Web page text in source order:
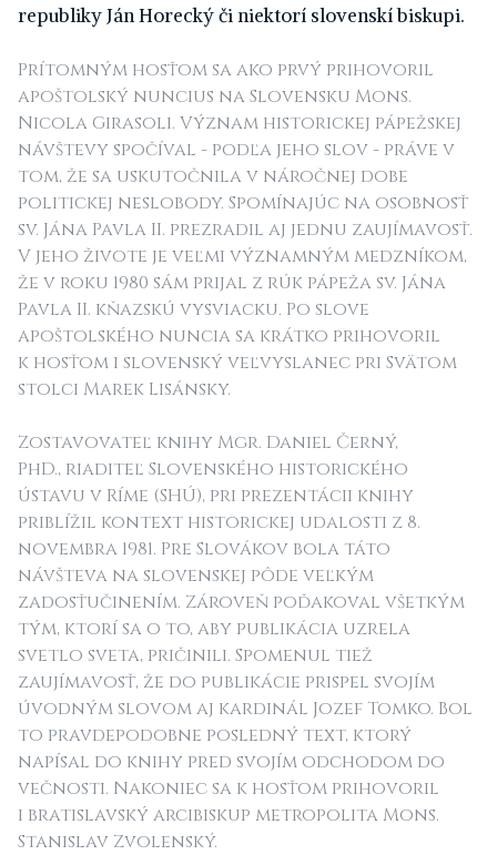
republiky Ján Horecký či niektorí slovenskí biskupi.
Prítomným hosťom sa ako prvý prihovoril
apoštolský nuncius na Slovensku Mons.
Nicola Girasoli. Význam historickej pápežskej
návštevy spočíval - podľa jeho slov - práve v
tom, že sa uskutočnila v náročnej dobe
politickej neslobody. Spomínajúc na osobnosť
sv. Jána Pavla II. prezradil aj jednu zaujímavosť.
V jeho živote je veľmi významným medzníkom,
že v roku 1980 sám prijal z rúk pápeža sv. Jána
Pavla II. kňazskú vysviacku. Po slove
apoštolského nuncia sa krátko prihovoril
k hosťom i slovenský veľvyslanec pri Svätom
stolci Marek Lisánsky.
Zostavovateľ knihy Mgr. Daniel Černý,
PhD., riaditeľ Slovenského historického
ústavu v Ríme (SHÚ), pri prezentácii knihy
priblížil kontext historickej udalosti z 8.
novembra 1981. Pre Slovákov bola táto
návšteva na slovenskej pôde veľkým
zadosťučinením. Zároveň poďakoval všetkým
tým, ktorí sa o to, aby publikácia uzrela
svetlo sveta, pričinili. Spomenul tiež
zaujímavosť, že do publikácie prispel svojím
úvodným slovom aj kardinál Jozef Tomko. Bol
to pravdepodobne posledný text, ktorý
napísal do knihy pred svojím odchodom do
večnosti. Nakoniec sa k hosťom prihovoril
i bratislavský arcibiskup metropolita Mons.
Stanislav Zvolenský.